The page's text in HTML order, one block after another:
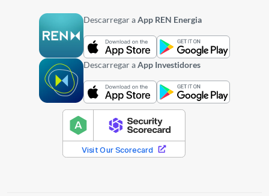
Descarregar aApp REN Energia
Descarregar aApp Investidores